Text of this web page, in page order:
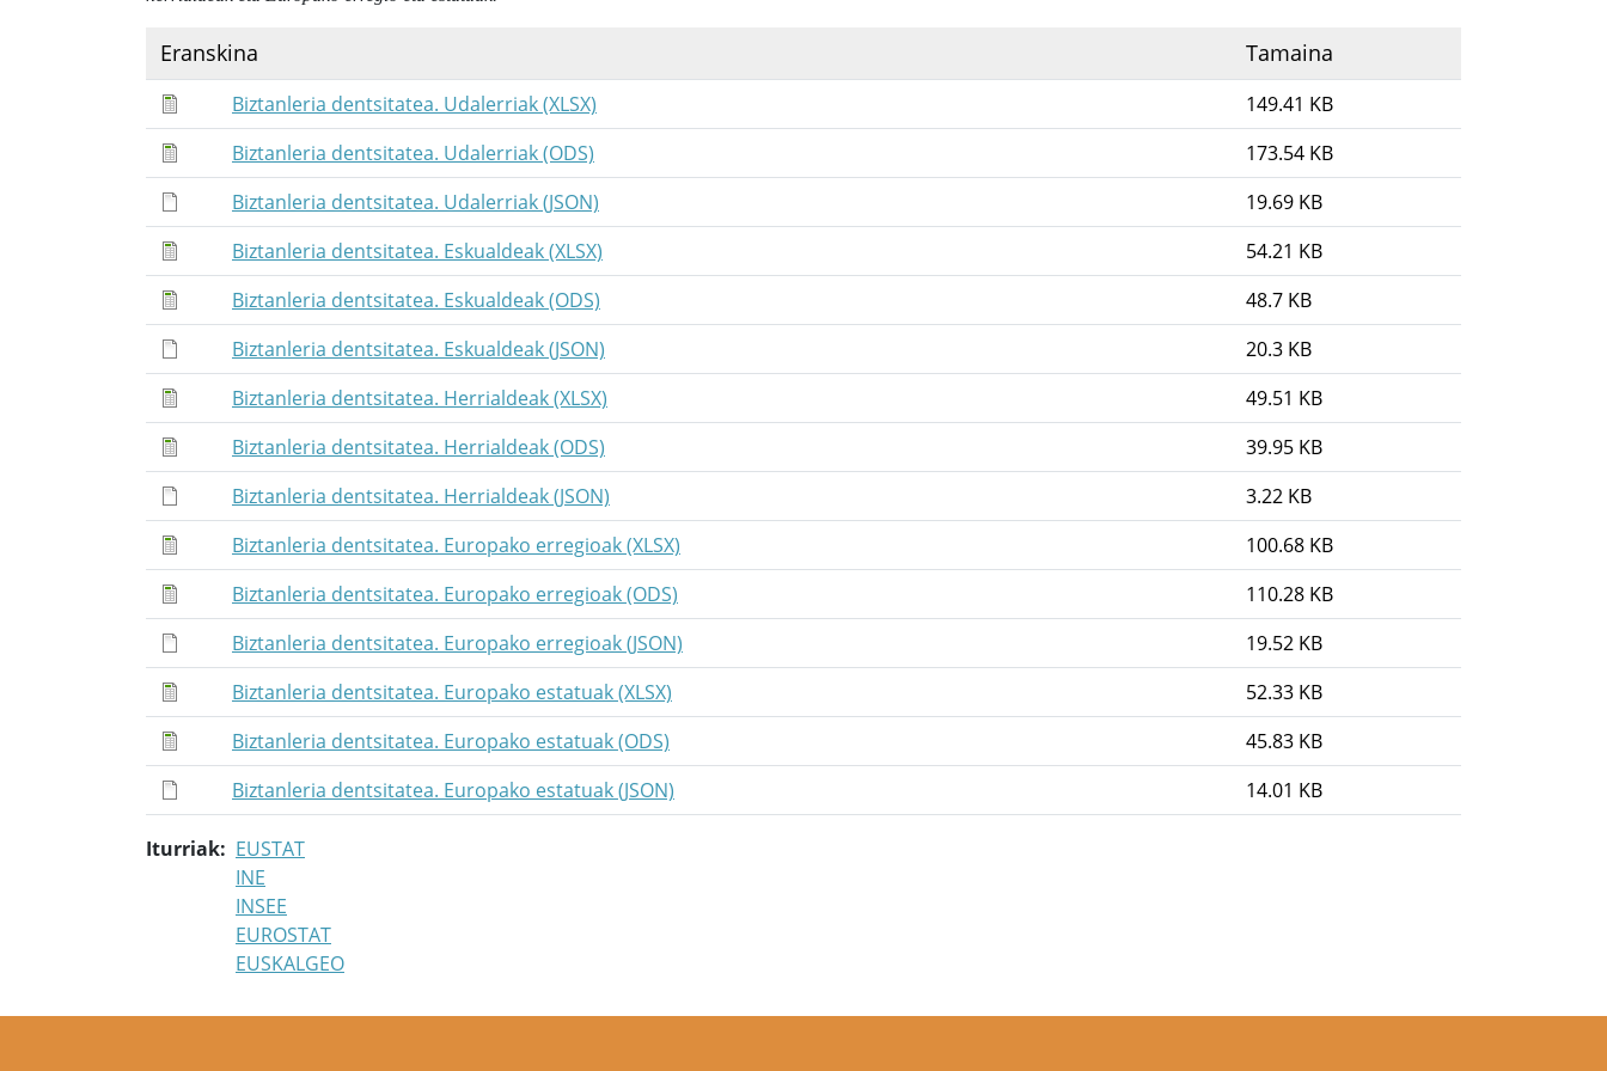
Eranskina Tamaina
Biztanleria dentsitatea. Udalerriak (XLSX)
149.41 KB
Biztanleria dentsitatea. Udalerriak (ODS)
173.54 KB
Biztanleria dentsitatea. Udalerriak (JSON)
19.69 KB
Biztanleria dentsitatea. Eskualdeak (XLSX)
54.21 KB
Biztanleria dentsitatea. Eskualdeak (ODS)
48.7 KB
Biztanleria dentsitatea. Eskualdeak (JSON)
20.3 KB
Biztanleria dentsitatea. Herrialdeak (XLSX)
49.51 KB
Biztanleria dentsitatea. Herrialdeak (ODS)
39.95 KB
Biztanleria dentsitatea. Herrialdeak (JSON)
3.22 KB
Biztanleria dentsitatea. Europako erregioak (XLSX)
100.68 KB
Biztanleria dentsitatea. Europako erregioak (ODS)
110.28 KB
Biztanleria dentsitatea. Europako erregioak (JSON)
19.52 KB
Biztanleria dentsitatea. Europako estatuak (XLSX)
52.33 KB
Biztanleria dentsitatea. Europako estatuak (ODS)
45.83 KB
Biztanleria dentsitatea. Europako estatuak (JSON)
14.01 KB
Iturriak
EUSTAT
INE
INSEE
EUROSTAT
EUSKALGEO